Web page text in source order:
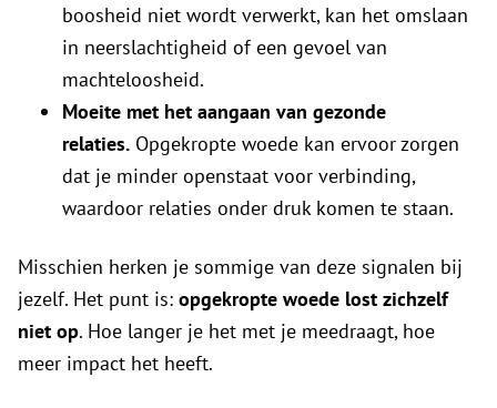
boosheid niet wordt verwerkt, kan het omslaan
in neerslachtigheid of een gevoel van
machteloosheid.
Moeite met het aangaan van gezonde
relaties. Opgekropte woede kan ervoor zorgen
dat je minder openstaat voor verbinding,
waardoor relaties onder druk komen te staan.
Misschien herken je sommige van deze signalen bij
jezelf. Het punt is: opgekropte woede lost zichzelf
niet op. Hoe langer je het met je meedraagt, hoe
meer impact het heeft.